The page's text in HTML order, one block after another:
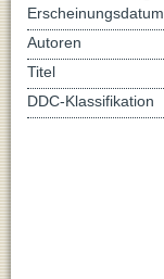
Erscheinungsdatum
Autoren
Titel
DDC-Klassifikation